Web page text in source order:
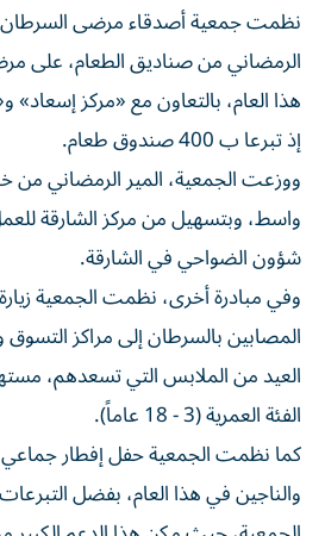
نظمت جمعية أصدقاء مرضى السرطان،
الرمضاني من صناديق الطعام، على
هذا العام، بالتعاون مع «مركز إسعاد»
إذ تبرعا ب 400 صندوق طعام.
ووزعت الجمعية، المير الرمضاني
واسط، وبتسهيل من مركز الشارقة
شؤون الضواحي في الشارقة.
وفي مبادرة أخرى، نظمت الجمعية
المصابين بالسرطان إلى مراكز التسوق
الفئة العمرية (3 - 18 عاماً).
كما نظمت الجمعية حفل إفطار
والناجين في هذا العام، بفضل